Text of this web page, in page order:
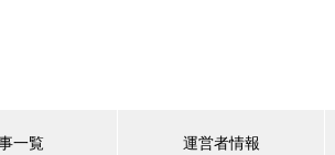
一覧 運営者情報